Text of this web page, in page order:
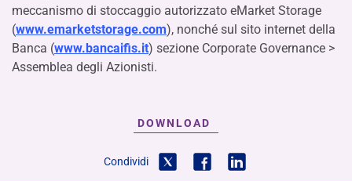
meccanismo di stoccaggio autorizzato eMarket Storage
(www.emarketstorage.com), nonché sul sito internet della
Banca (www.bancaifis.it) sezione Corporate Governance >
Assemblea degli Azionisti.
DOWNLOAD
Condividi